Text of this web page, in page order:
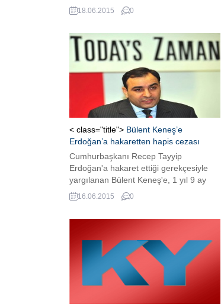
cinayetle ilgili davada yaşandı.
Cinayetleri Türk Silahlı Kuvvetleri'ne mal
sanıkların beraatini istedi. Mütalaada,
Emekli Albay Cemal Temizöz'ün de
aralarında olduğu 8 kişinin beraati
yönünde görüş bildirildi.
18.06.2015 0
< class="title"> Bülent Keneş’e
Erdoğan’a hakaretten hapis cezası
Cumhurbaşkanı Recep Tayyip
Erdoğan'a hakaret ettiği gerekçesiyle
yargılanan Bülent Keneş'e, 1 yıl 9 ay
hapis cezası verildi.
16.06.2015 0